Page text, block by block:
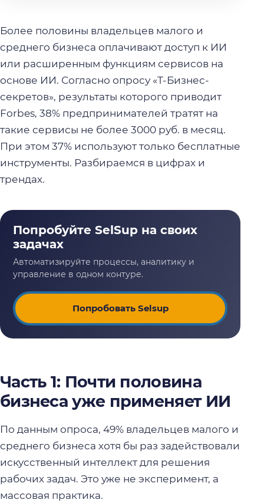
Более половины владельцев малого и
среднего бизнеса оплачивают доступ к ИИ
или расширенным функциям сервисов на
основе ИИ. Согласно опросу «Т-Бизнес-
секретов», результаты которого приводит
Forbes, 38% предпринимателей тратят на
такие сервисы не более 3000 руб. в месяц.
При этом 37% используют только бесплатные
инструменты. Разбираемся в цифрах и
трендах.
Попробовать Selsup
Часть 1: Почти половина
бизнеса уже применяет ИИ
По данным опроса, 49% владельцев малого и
среднего бизнеса хотя бы раз задействовали
искусственный интеллект для решения
рабочих задач. Это уже не эксперимент, а
массовая практика.